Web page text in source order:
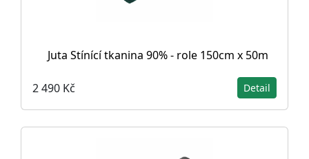
Juta Stínící tkanina 90% - role 150cm x 50m
2 490 Kč Detail